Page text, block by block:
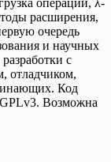
расширения,
очередь
и научных
с
отладчиком,
Код
Возможна